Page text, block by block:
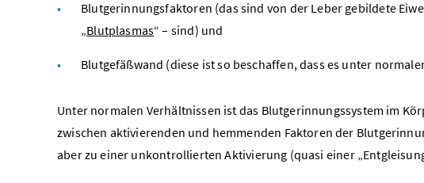
Blutgerinnungsfaktoren (das sind von der Leber gebildete
„Blutplasmas“ – sind) und
Blutgefäßwand (diese ist so beschaffen, dass es unter
Unter normalen Verhältnissen ist das Blutgerinnungssystem im
zwischen aktivierenden und hemmenden Faktoren der
aber zu einer unkontrollierten Aktivierung (quasi einer